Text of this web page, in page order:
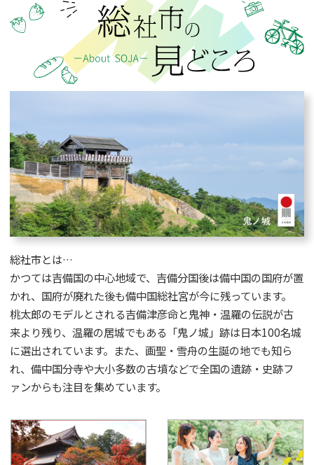
総社市とは…
かつては吉備国の中心地域で、吉備分国後は備中国の国府が置
かれ、国府が廃れた後も備中国総社宮が今に残っています。
桃太郎のモデルとされる吉備津彦命と鬼神・温羅の伝説が古
来より残り、温羅の居城でもある「鬼ノ城」跡は日本100名城
に選出されています。また、画聖・雪舟の生誕の地でも知ら
れ、備中国分寺や大小多数の古墳などで全国の遺跡・史跡フ
ァンからも注目を集めています。